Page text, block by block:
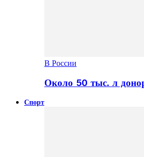
В России
Около 50 тыс. л
Спорт